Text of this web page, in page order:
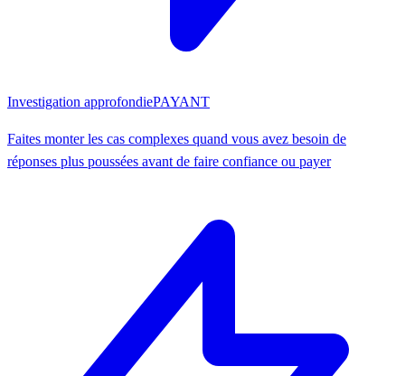
Investigation approfondiePAYANT
Faites monter les cas complexes quand vous avez besoin de
réponses plus poussées avant de faire confiance ou payer